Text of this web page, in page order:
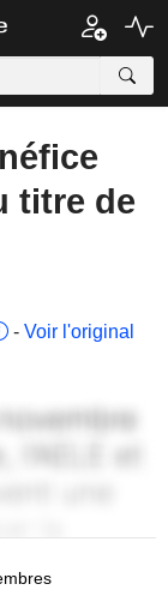
titre de
- Voir l'original